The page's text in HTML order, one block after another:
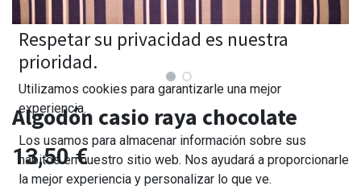
Algodón casio raya chocolate
13,50€
Respetar su privacidad es nuestra
prioridad.
Utilizamos cookies para garantizarle una mejor
experiencia.
Los usamos para almacenar información sobre sus
hábitos en nuestro sitio web. Nos ayudará a proporcionarle
la mejor experiencia y personalizar lo que ve.